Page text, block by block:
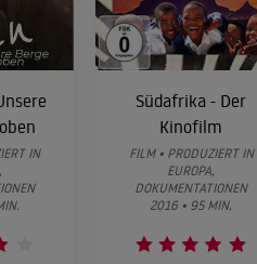
IN
Südafrika - Der
Kinofilm
FILM • PRODUZIERT IN
EUROPA,
DOKUMENTATIONEN
2016 • 95 MIN.